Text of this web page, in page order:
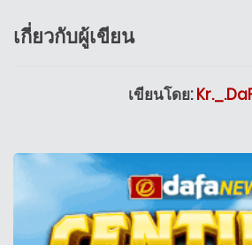
เกี่ยวกับผู้เขียน
เขียนโดย: